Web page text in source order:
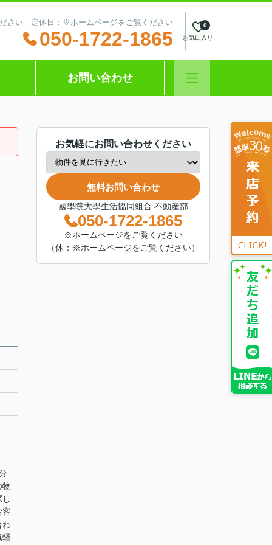
さい 定休日：※ホームページをご覧ください
050-1722-1865 お気に入り
0
お問い合わせ
物
客
わ
軽
お気軽にお問い合わせください
無料お問い合わせ
國學院大學生活協同組合 不動産部
050-1722-1865
※ホームページをご覧ください
（休：※ホームページをご覧ください）